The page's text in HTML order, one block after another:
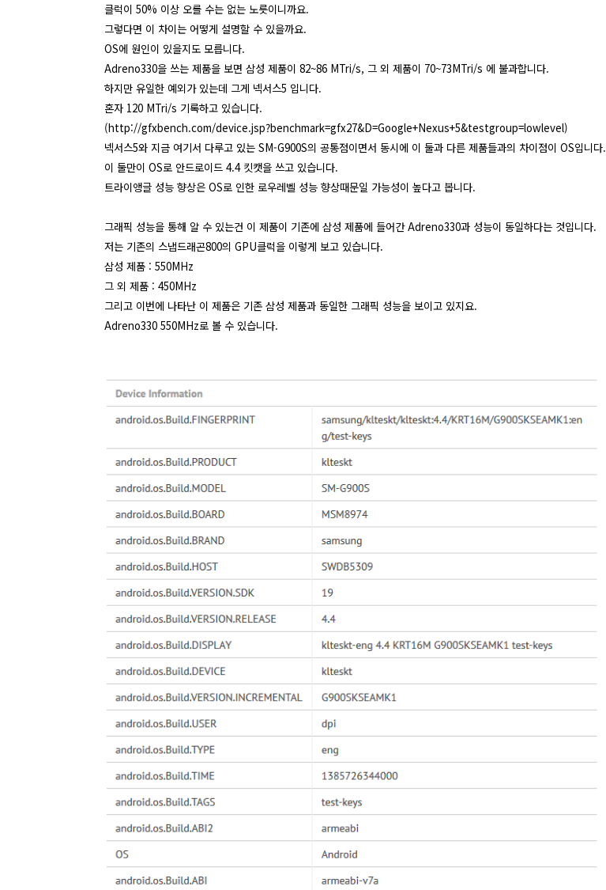
클럭이 50% 이상 오를 수는 없는 노릇이니까요.
그렇다면 이 차이는 어떻게 설명할 수 있을까요.
OS에 원인이 있을지도 모릅니다.
Adreno330을 쓰는 제품을 보면 삼성 제품이 82~86 MTri/s, 그 외 제품이 70~73MTri/s 에 불과합니다.
하지만 유일한 예외가 있는데 그게 넥서스5 입니다.
혼자 120 MTri/s 기록하고 있습니다.
(http://gfxbench.com/device.jsp?benchmark=gfx27&D=Google+Nexus+5&testgroup=lowlevel)
넥서스5와 지금 여기서 다루고 있는 SM-G900S의 공통점이면서 동시에 이 둘과 다른 제품들과의 차이점이 OS입니다.
이 둘만이 OS로 안드로이드 4.4 킷캣을 쓰고 있습니다.
트라이앵글 성능 향상은 OS로 인한 로우레벨 성능 향상때문일 가능성이 높다고 봅니다.
그래픽 성능을 통해 알 수 있는건 이 제품이 기존에 삼성 제품에 들어간 Adreno330과 성능이 동일하다는 것입니다.
저는 기존의 스냅드래곤800의 GPU클럭을 이렇게 보고 있습니다.
삼성 제품 : 550MHz
그 외 제품 : 450MHz
그리고 이번에 나타난 이 제품은 기존 삼성 제품과 동일한 그래픽 성능을 보이고 있지요.
Adreno330 550MHz로 볼 수 있습니다.